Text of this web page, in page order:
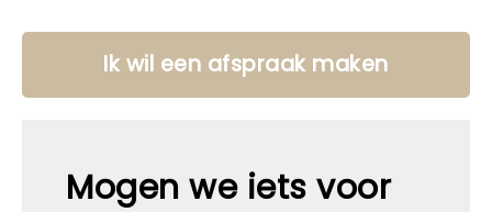
Ik wil een afspraak maken
Mogen we iets voor